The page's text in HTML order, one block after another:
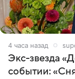
4 часа назад
Экс-звезда
событии: